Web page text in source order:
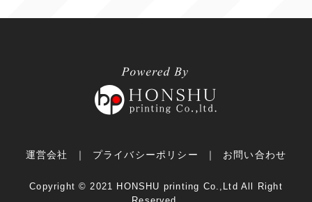
運営会社 プライバシーポリシー お問い合わせ
Copyright ©︎ 2021 HONSHU printing Co.,Ltd All Right